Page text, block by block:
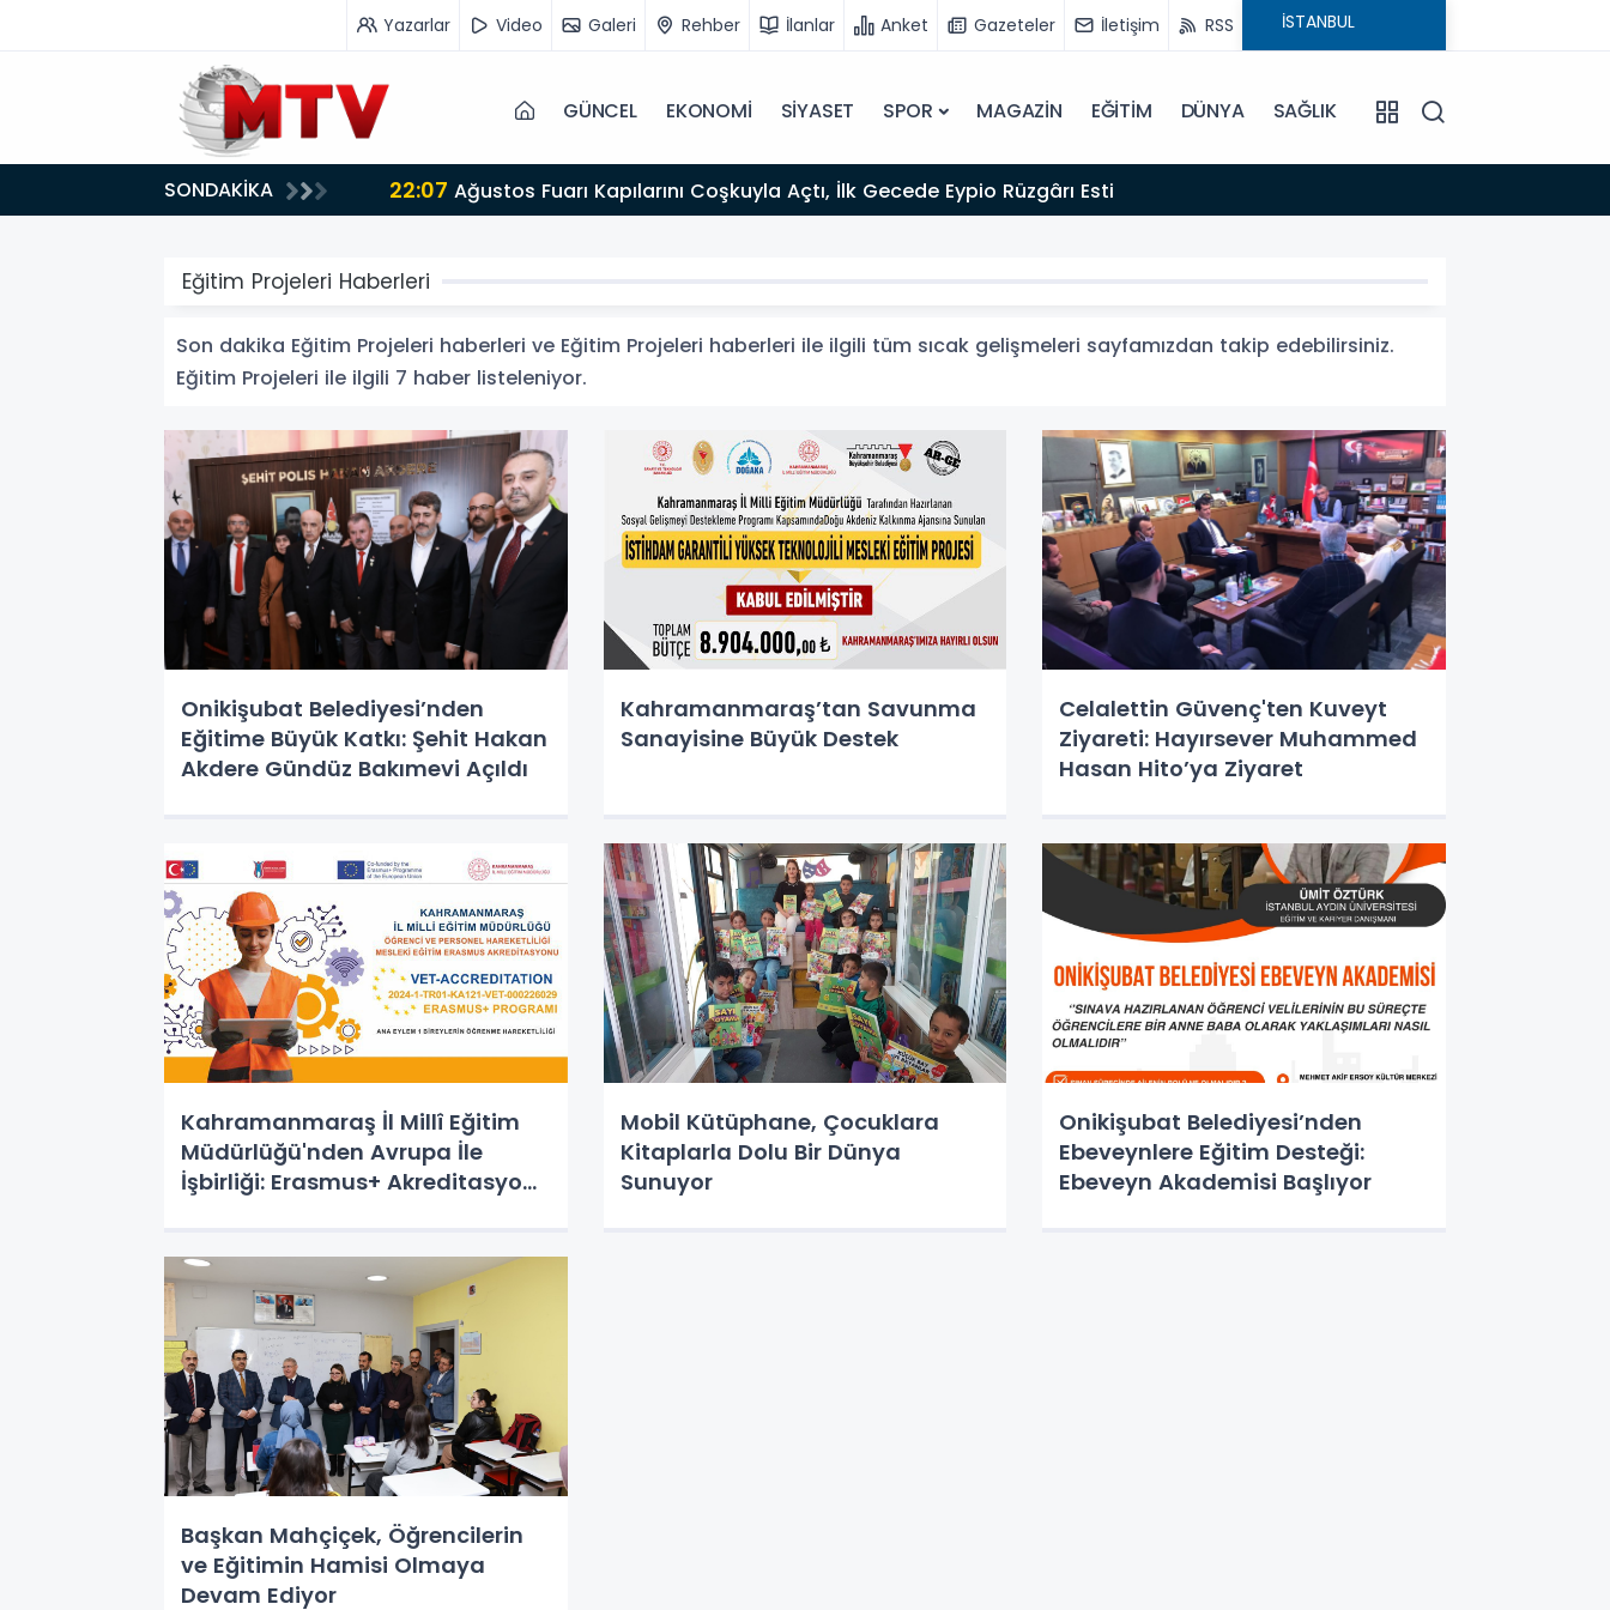
Yazarlar Video Galeri Rehber İlanlar Anket Gazeteler İletişim RSS
GÜNCEL EKONOMİ SİYASET SPOR MAGAZİN EĞİTİM DÜNYA SAĞLIK
SONDAKİKA 22:07 Ağustos Fuarı Kapılarını Coşkuyla Açtı, İlk Gecede Eypio Rüzgârı Esti
Eğitim Projeleri Haberleri
Son dakika Eğitim Projeleri haberleri ve Eğitim Projeleri haberleri ile ilgili tüm sıcak gelişmeleri sayfamızdan takip edebilirsiniz.
Eğitim Projeleri ile ilgili 7 haber listeleniyor.
Onikişubat Belediyesi’nden
Eğitime Büyük Katkı: Şehit Hakan
Akdere Gündüz Bakımevi Açıldı
Kahramanmaraş’tan Savunma
Sanayisine Büyük Destek
Celalettin Güvenç'ten Kuveyt
Ziyareti: Hayırsever Muhammed
Hasan Hito’ya Ziyaret
Kahramanmaraş İl Millî Eğitim
Müdürlüğü'nden Avrupa İle
İşbirliği: Erasmus+ Akreditasyon
Mobil Kütüphane, Çocuklara
Kitaplarla Dolu Bir Dünya
Sunuyor
Onikişubat Belediyesi’nden
Ebeveynlere Eğitim Desteği:
Ebeveyn Akademisi Başlıyor
Başkan Mahçiçek, Öğrencilerin
ve Eğitimin Hamisi Olmaya
Devam Ediyor